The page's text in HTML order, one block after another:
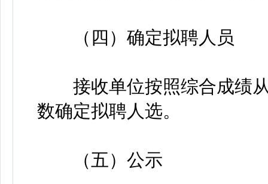
（四）确定拟聘人员
接收单位按照综合成绩从
数确定拟聘人选。
（五）公示